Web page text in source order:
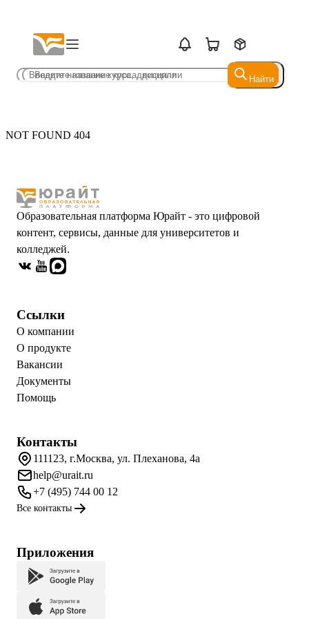
Найти
Найти
NOT FOUND 404
Образовательная платформа Юрайт - это цифровой
контент, сервисы, данные для университетов и
колледжей.
Ссылки
О компании
О продукте
Вакансии
Документы
Помощь
Контакты
111123, г.Москва, ул. Плеханова, 4а
help@urait.ru
+7 (495) 744 00 12
Все контакты
Приложения